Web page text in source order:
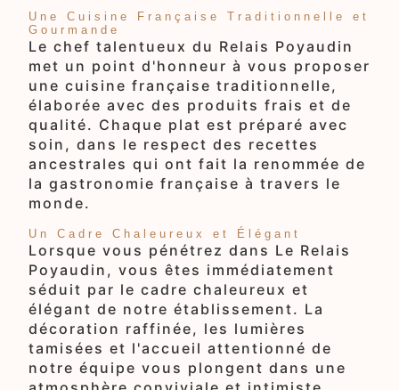
Une Cuisine Française Traditionnelle et
Gourmande
Le chef talentueux du Relais Poyaudin
met un point d'honneur à vous proposer
une cuisine française traditionnelle,
élaborée avec des produits frais et de
qualité. Chaque plat est préparé avec
soin, dans le respect des recettes
ancestrales qui ont fait la renommée de
la gastronomie française à travers le
monde.
Un Cadre Chaleureux et Élégant
Lorsque vous pénétrez dans Le Relais
Poyaudin, vous êtes immédiatement
séduit par le cadre chaleureux et
élégant de notre établissement. La
décoration raffinée, les lumières
tamisées et l'accueil attentionné de
notre équipe vous plongent dans une